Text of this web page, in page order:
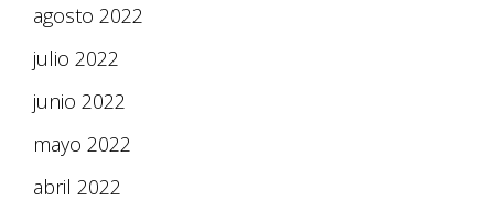
agosto 2022
julio 2022
junio 2022
mayo 2022
abril 2022